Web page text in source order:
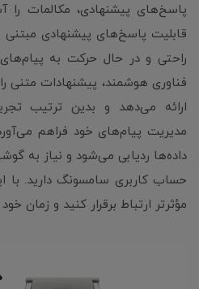
پاسخ‌های پیشنهادی، مکالمات را
قابلیت پاسخ‌های پیشنهادی
راحتی و در حال حرکت به
فناوری هوشمند، پیشنهادات متنی
ارائه می‌دهد و بدین ترتیب
مدیریت پیام‌های خود فراهم
داده‌ها ردیابی می‌شود و نیاز به
حساب کاربری سامسونگ دارید. با
مؤثرتر ارتباط برقرار کنید و زمان